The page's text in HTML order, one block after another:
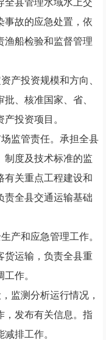
事故的应急处置，依
渔船检验和监督管理
产投资规模和方向、
、核准国家、省、
投资项目。
监管责任。承担全县
制度及技术标准的监
有关重点工程建设和
责全县交通运输基础
产和应急管理工作。
货运输，负责全县重
作。
监测分析运行情况，
，发布有关信息。指
排工作。